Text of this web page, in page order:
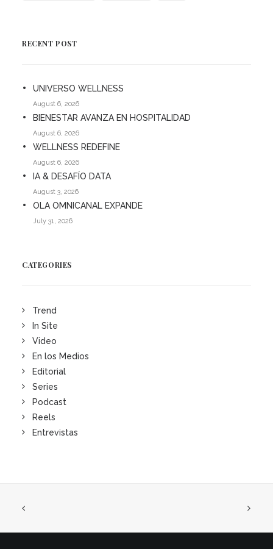
RECENT POST
UNIVERSO WELLNESS
August 6, 2026
BIENESTAR AVANZA EN HOSPITALIDAD
August 6, 2026
WELLNESS REDEFINE
August 6, 2026
IA & DESAFÍO DATA
August 3, 2026
OLA OMNICANAL EXPANDE
July 31, 2026
CATEGORIES
Trend
In Site
Video
En los Medios
Editorial
Series
Podcast
Reels
Entrevistas